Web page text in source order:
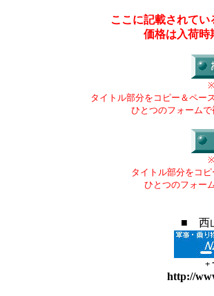
ここに記載されて
価格は入荷時
タイトル部分をコピー＆ペー
ひとつのフォーム
タイトル部分をコ
ひとつのフォー
■ 西
+
http://